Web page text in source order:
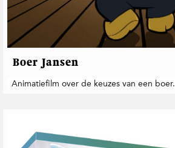
Boer Jansen
Animatiefilm over de keuzes van een boer.